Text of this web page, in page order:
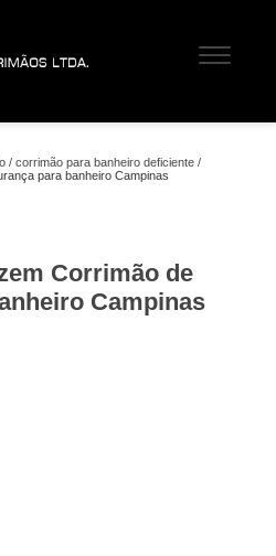
corrimão para banheiro deficiente
para banheiro Campinas
Corrimão de
Campinas